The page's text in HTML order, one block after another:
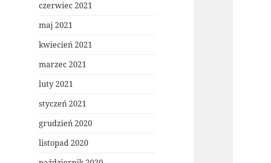
czerwiec 2021
maj 2021
kwiecień 2021
marzec 2021
luty 2021
styczeń 2021
grudzień 2020
listopad 2020